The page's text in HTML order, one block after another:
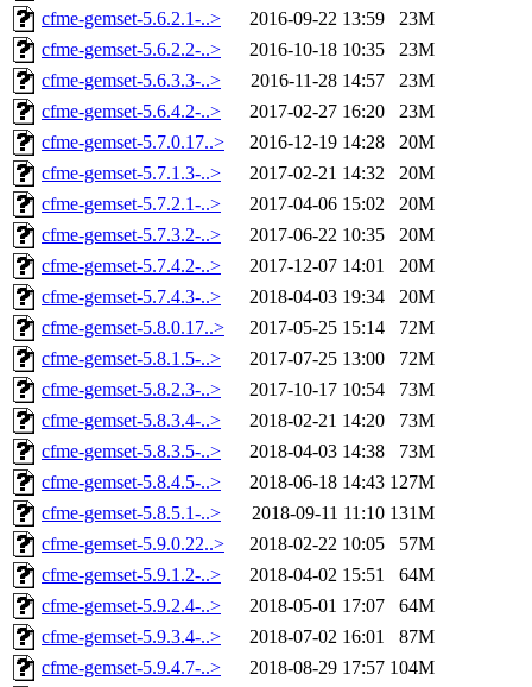
cfme-gemset-5.6.2.1-..>
2016-09-22 13:59
23M
cfme-gemset-5.6.2.2-..>
2016-10-18 10:35
23M
cfme-gemset-5.6.3.3-..>
2016-11-28 14:57
23M
cfme-gemset-5.6.4.2-..>
2017-02-27 16:20
23M
cfme-gemset-5.7.0.17..>
2016-12-19 14:28
20M
cfme-gemset-5.7.1.3-..>
2017-02-21 14:32
20M
cfme-gemset-5.7.2.1-..>
2017-04-06 15:02
20M
cfme-gemset-5.7.3.2-..>
2017-06-22 10:35
20M
cfme-gemset-5.7.4.2-..>
2017-12-07 14:01
20M
cfme-gemset-5.7.4.3-..>
2018-04-03 19:34
20M
cfme-gemset-5.8.0.17..>
2017-05-25 15:14
72M
cfme-gemset-5.8.1.5-..>
2017-07-25 13:00
72M
cfme-gemset-5.8.2.3-..>
2017-10-17 10:54
73M
cfme-gemset-5.8.3.4-..>
2018-02-21 14:20
73M
cfme-gemset-5.8.3.5-..>
2018-04-03 14:38
73M
cfme-gemset-5.8.4.5-..>
2018-06-18 14:43 127M
cfme-gemset-5.8.5.1-..>
2018-09-11 11:10 131M
cfme-gemset-5.9.0.22..>
2018-02-22 10:05
57M
cfme-gemset-5.9.1.2-..>
2018-04-02 15:51
64M
cfme-gemset-5.9.2.4-..>
2018-05-01 17:07
64M
cfme-gemset-5.9.3.4-..>
2018-07-02 16:01
87M
cfme-gemset-5.9.4.7-..>
2018-08-29 17:57 104M